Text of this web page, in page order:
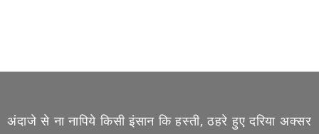
अंदाजे से ना नापिये किसी इंसान कि हस्ती, ठहरे हुए दरिया अक्सर